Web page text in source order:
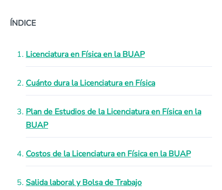
ÍNDICE
Licenciatura en Física en la BUAP
Cuánto dura la Licenciatura en Física
Plan de Estudios de la Licenciatura en Física en la
BUAP
Costos de la Licenciatura en Física en la BUAP
Salida laboral y Bolsa de Trabajo